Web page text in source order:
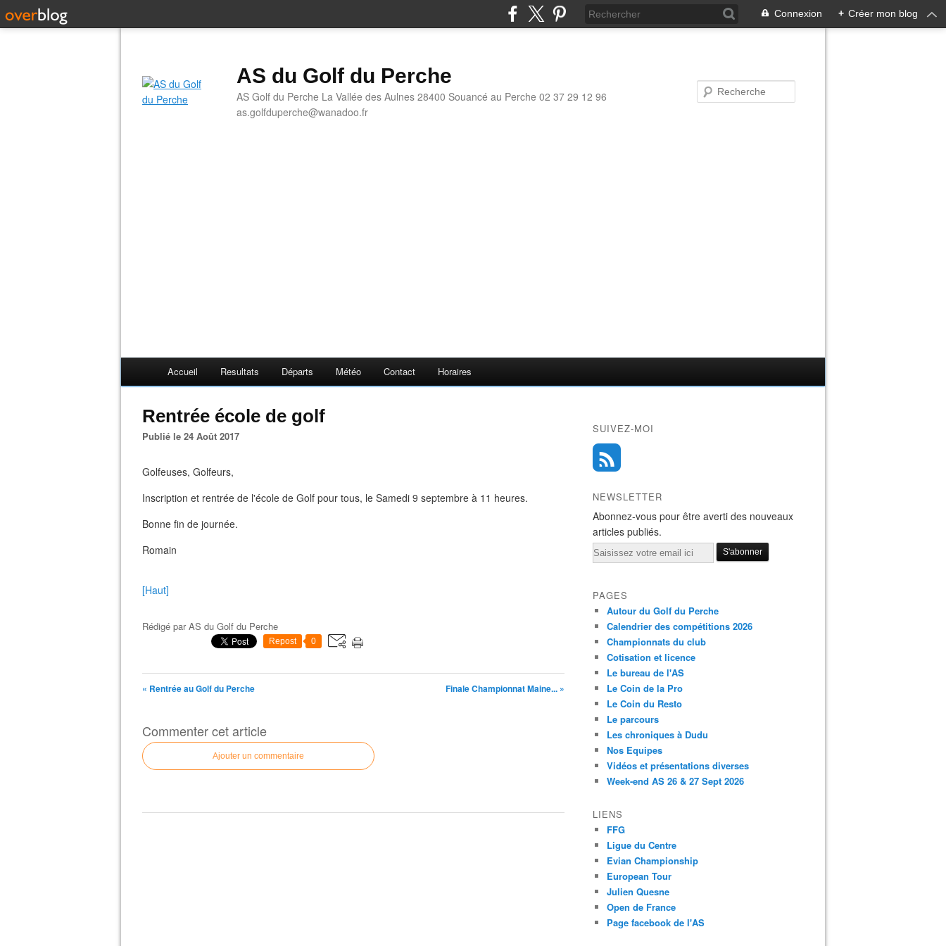
Connexion + Créer mon blog
AS du Golf du Perche
AS Golf du Perche La Vallée des Aulnes 28400 Souancé au Perche 02 37 29 12 96
as.golfduperche@wanadoo.fr
Accueil Resultats Départs Météo Contact Horaires
Rentrée école de golf
Publié le 24 Août 2017
Golfeuses, Golfeurs,
Inscription et rentrée de l'école de Golf pour tous, le Samedi 9 septembre à 11 heures.
Bonne fin de journée.
Romain
[Haut]
Rédigé parAS du Golf du Perche
Repost 0
« Rentrée au Golf du Perche Finale Championnat Maine... »
Commenter cet article
Ajouter un commentaire
SUIVEZ-MOI
NEWSLETTER
Abonnez-vous pour être averti des nouveaux
articles publiés.
Email
PAGES
Autour du Golf du Perche
Calendrier des compétitions 2026
Championnats du club
Cotisation et licence
Le bureau de l'AS
Le Coin de la Pro
Le Coin du Resto
Le parcours
Les chroniques à Dudu
Nos Equipes
Vidéos et présentations diverses
Week-end AS 26 & 27 Sept 2026
LIENS
FFG
Ligue du Centre
Evian Championship
European Tour
Julien Quesne
Open de France
Page facebook de l'AS